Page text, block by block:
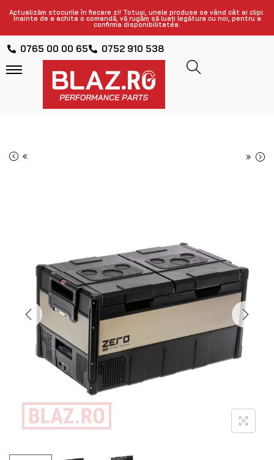
Actualizăm stocurile în fiecare zi! Totuși, unele produse se vând cât ai clipi.
Înainte de a achita o comandă, vă rugăm să luați legătura cu noi, pentru a
confirma disponibilitatea.
0765 00 00 65 0752 910 538
« »